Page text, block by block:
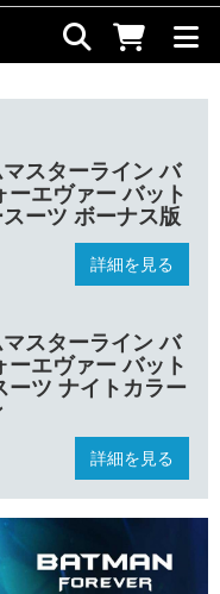
スターライン バ
ーエヴァー バット
ーツ ボーナス版
詳細を見る
スターライン バ
ーエヴァー バット
ーツ ナイトカラー
詳細を見る